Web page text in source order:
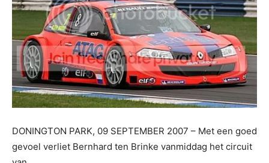
DONINGTON PARK, 09 SEPTEMBER 2007 – Met een goed
gevoel verliet Bernhard ten Brinke vanmiddag het circuit